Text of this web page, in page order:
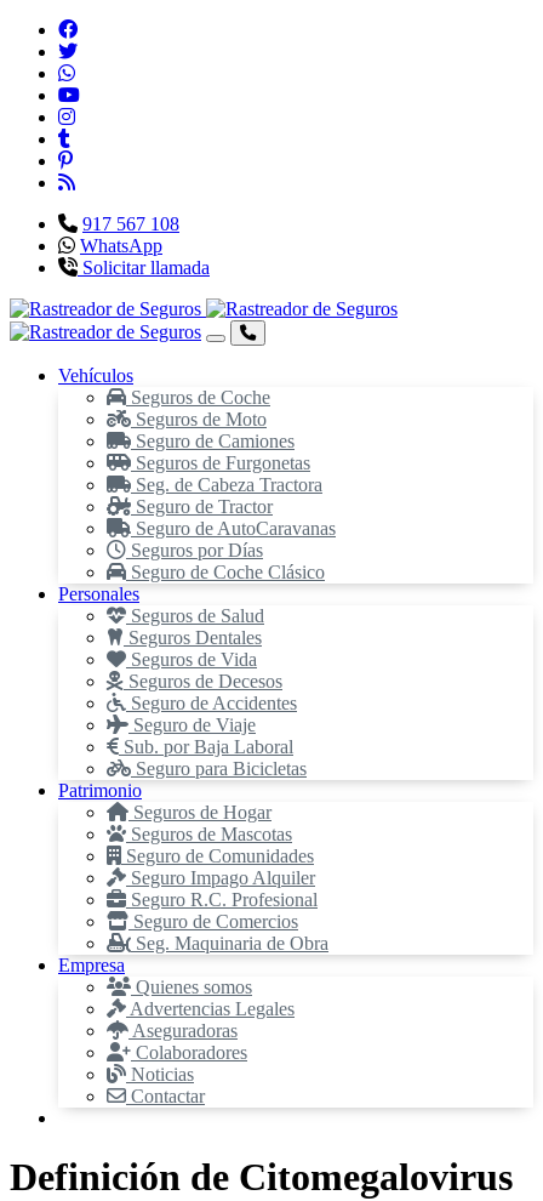
917 567 108
WhatsApp
Solicitar llamada
Vehículos
Seguros de Coche
Seguros de Moto
Seguro de Camiones
Seguros de Furgonetas
Seg. de Cabeza Tractora
Seguro de Tractor
Seguro de AutoCaravanas
Seguros por Días
Seguro de Coche Clásico
Personales
Seguros de Salud
Seguros Dentales
Seguros de Vida
Seguros de Decesos
Seguro de Accidentes
Seguro de Viaje
Sub. por Baja Laboral
Seguro para Bicicletas
Patrimonio
Seguros de Hogar
Seguros de Mascotas
Seguro de Comunidades
Seguro Impago Alquiler
Seguro R.C. Profesional
Seguro de Comercios
Seg. Maquinaria de Obra
Empresa
Quienes somos
Advertencias Legales
Aseguradoras
Colaboradores
Noticias
Contactar
Definición de Citomegalovirus